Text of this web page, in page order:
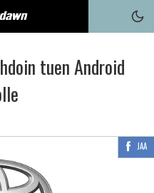
tuen Android
JAA